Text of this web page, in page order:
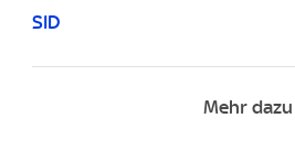
SID
Mehr dazu